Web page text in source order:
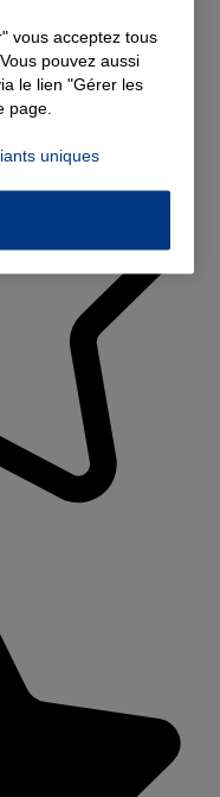
vous acceptez tous
pouvez aussi
le lien "Gérer les
page.
uniques